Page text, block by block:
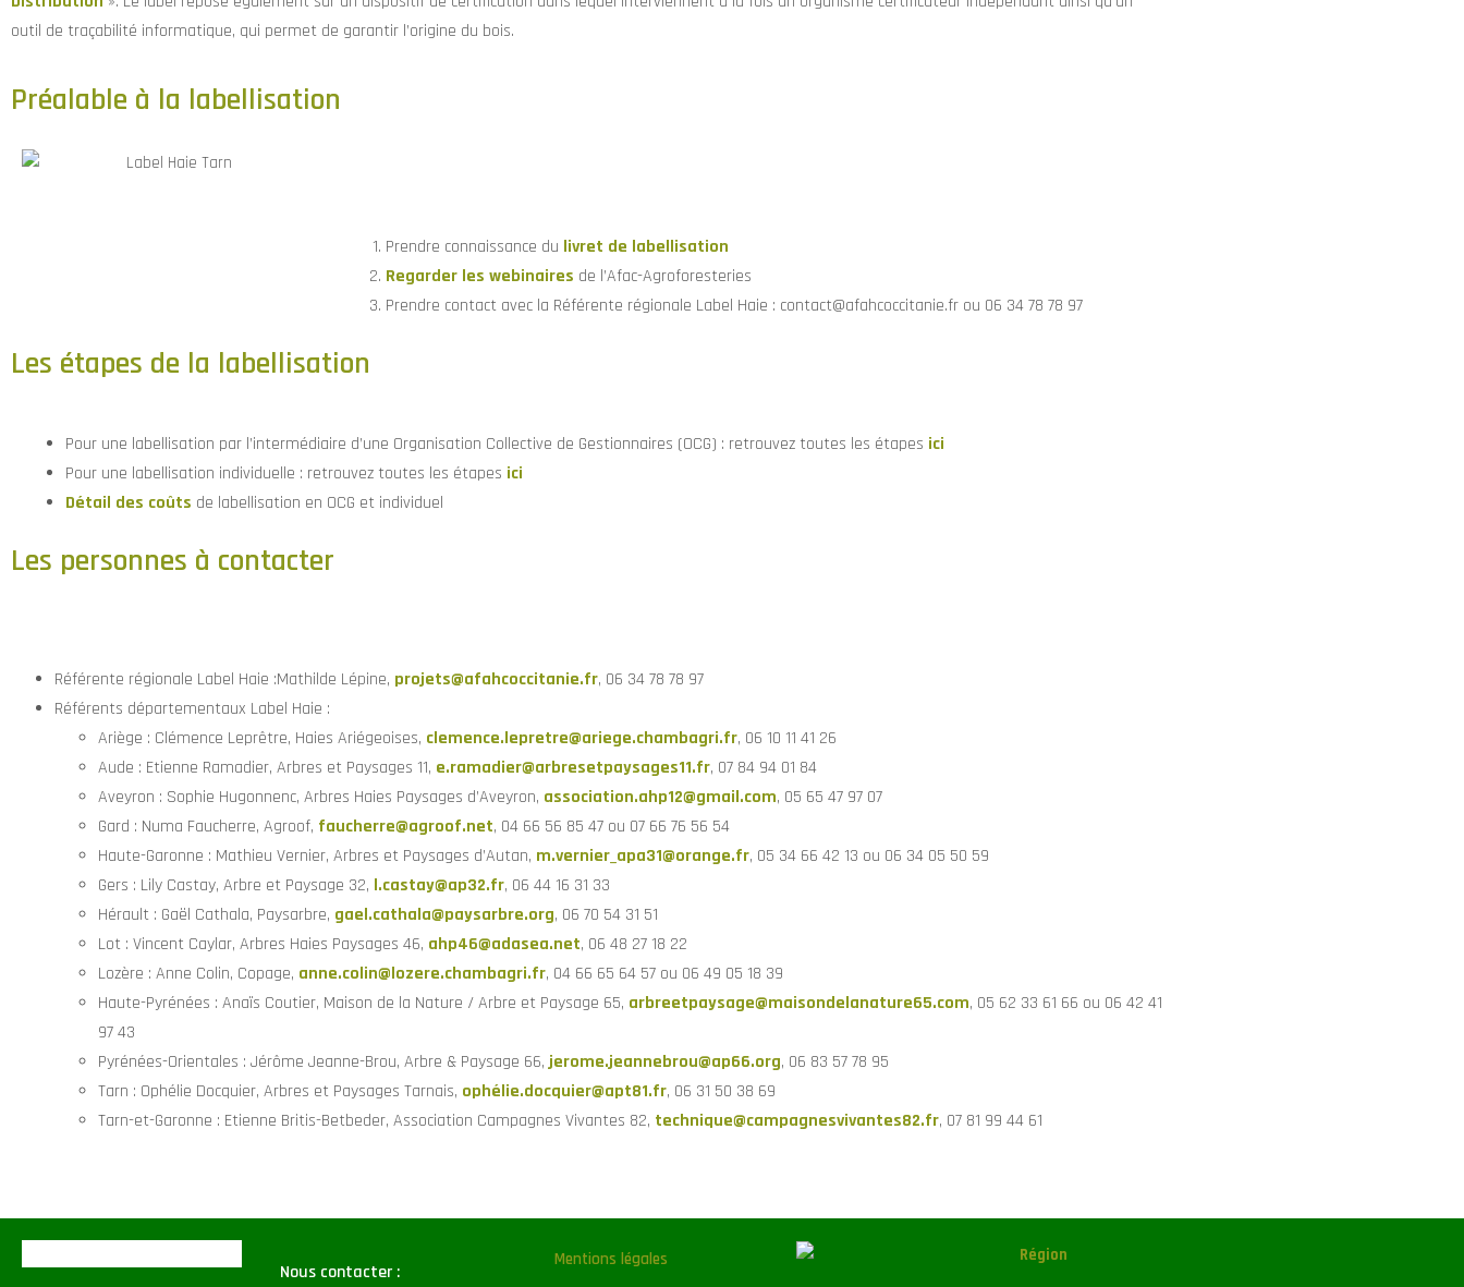
outil de traçabilité informatique, qui permet de garantir l’origine du bois.
Préalable à la labellisation
Prendre connaissance du livret de labellisation
Regarder les webinaires de l’Afac-Agroforesteries
Prendre contact avec la Référente régionale Label Haie : contact@afahcoccitanie.fr ou 06 34 78 78 97
Les étapes de la labellisation
Pour une labellisation par l’intermédiaire d’une Organisation Collective de Gestionnaires (OCG) : retrouvez toutes les étapes ici
Pour une labellisation individuelle : retrouvez toutes les étapes ici
Détail des coûts de labellisation en OCG et individuel
Les personnes à contacter
Référente régionale Label Haie :Mathilde Lépine, projets@afahcoccitanie.fr, 06 34 78 78 97
Référents départementaux Label Haie :
Ariège : Clémence Leprêtre, Haies Ariégeoises, clemence.lepretre@ariege.chambagri.fr, 06 10 11 41 26
Aude : Etienne Ramadier, Arbres et Paysages 11, e.ramadier@arbresetpaysages11.fr, 07 84 94 01 84
Aveyron : Sophie Hugonnenc, Arbres Haies Paysages d’Aveyron, association.ahp12@gmail.com, 05 65 47 97 07
Gard : Numa Faucherre, Agroof, faucherre@agroof.net, 04 66 56 85 47‬ ou 07 66 76 56 54‬
Haute-Garonne : Mathieu Vernier, Arbres et Paysages d’Autan, m.vernier_apa31@orange.fr, 05 34 66 42 13 ou 06 34 05 50 59
Gers : Lily Castay, Arbre et Paysage 32, l.castay@ap32.fr, 06 44 16 31 33
Hérault : Gaël Cathala, Paysarbre, gael.cathala@paysarbre.org, 06 70 54 31 51
Lot : Vincent Caylar, Arbres Haies Paysages 46, ahp46@adasea.net, 06 48 27 18 22
Lozère : Anne Colin, Copage, anne.colin@lozere.chambagri.fr, 04 66 65 64 57 ou 06 49 05 18 39
Haute-Pyrénées : Anaïs Coutier, Maison de la Nature / Arbre et Paysage 65, arbreetpaysage@maisondelanature65.com, 05 62 33 61 66 ou 06 42 41
97 43
Pyrénées-Orientales : Jérôme Jeanne-Brou, Arbre & Paysage 66,jerome.jeannebrou@ap66.org, 06 83 57 78 95
Tarn : Ophélie Docquier, Arbres et Paysages Tarnais, ophélie.docquier@apt81.fr, 06 31 50 38 69
Tarn-et-Garonne : Etienne Britis-Betbeder, Association Campagnes Vivantes 82, technique@campagnesvivantes82.fr, 07 81 99 44 61
Nous contacter :
Mentions légales